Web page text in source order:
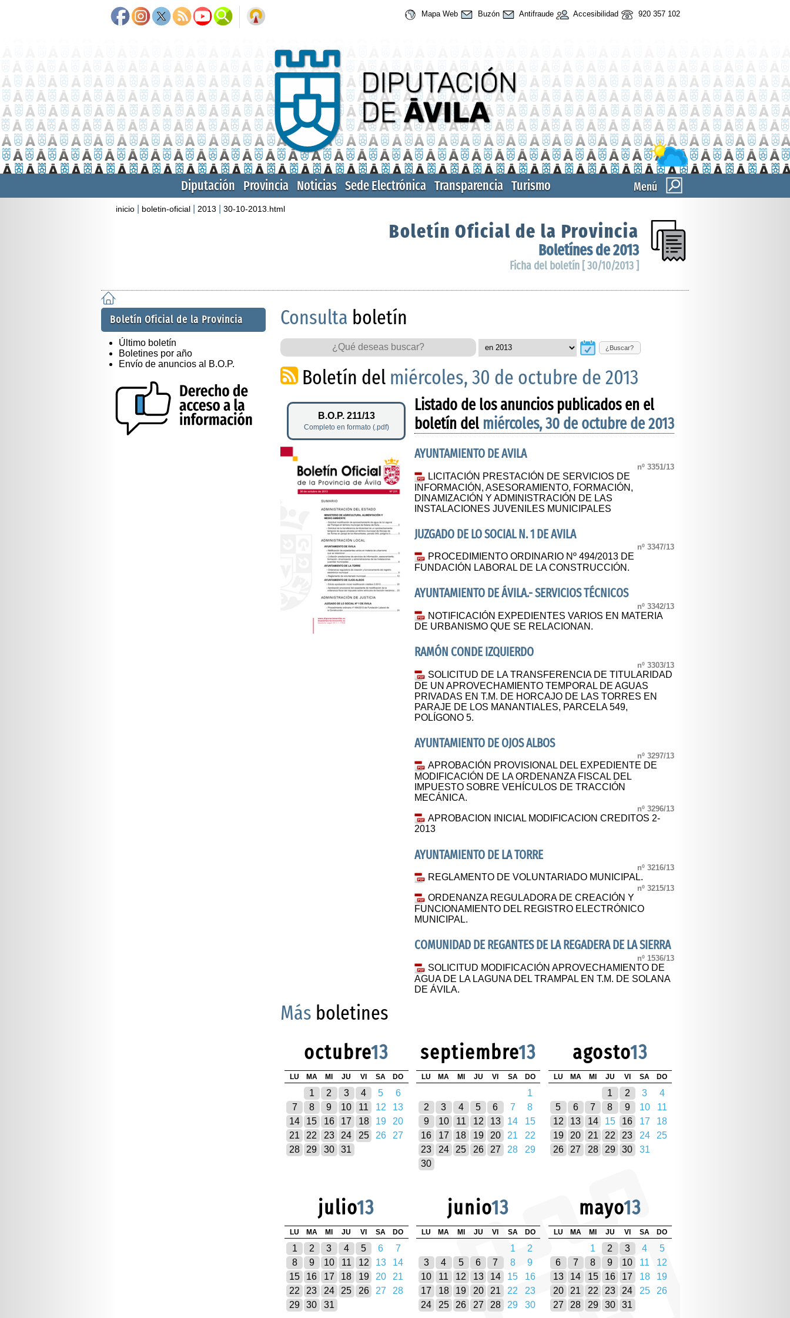
Mapa Web Buzón Antifraude Accesibilidad 920 357 102
Menú
Diputación Provincia Noticias Sede Electrónica Transparencia Turismo
inicio boletin-oficial 2013 30-10-2013.html
Boletín Oficial de la Provincia
Boletínes de 2013
Ficha del boletín [ 30/10/2013 ]
Boletín Oficial de la Provincia
Último boletín
Boletines por año
Envío de anuncios al B.O.P.
Consulta boletín
¿Buscar?
Boletín del miércoles, 30 de octubre de 2013
B.O.P. 211/13
Completo en formato (.pdf)
Listado de los anuncios publicados en el
boletín del miércoles, 30 de octubre de 2013
AYUNTAMIENTO DE AVILA
nº 3351/13
LICITACIÓN PRESTACIÓN DE SERVICIOS DE
INFORMACIÓN, ASESORAMIENTO, FORMACIÓN,
DINAMIZACIÓN Y ADMINISTRACIÓN DE LAS
INSTALACIONES JUVENILES MUNICIPALES
JUZGADO DE LO SOCIAL N. 1 DE AVILA
nº 3347/13
PROCEDIMIENTO ORDINARIO Nº 494/2013 DE
FUNDACIÓN LABORAL DE LA CONSTRUCCIÓN.
AYUNTAMIENTO DE ÁVILA.- SERVICIOS TÉCNICOS
nº 3342/13
NOTIFICACIÓN EXPEDIENTES VARIOS EN MATERIA
DE URBANISMO QUE SE RELACIONAN.
RAMÓN CONDE IZQUIERDO
nº 3303/13
SOLICITUD DE LA TRANSFERENCIA DE TITULARIDAD
DE UN APROVECHAMIENTO TEMPORAL DE AGUAS
PRIVADAS EN T.M. DE HORCAJO DE LAS TORRES EN
PARAJE DE LOS MANANTIALES, PARCELA 549,
POLÍGONO 5.
AYUNTAMIENTO DE OJOS ALBOS
nº 3297/13
APROBACIÓN PROVISIONAL DEL EXPEDIENTE DE
MODIFICACIÓN DE LA ORDENANZA FISCAL DEL
IMPUESTO SOBRE VEHÍCULOS DE TRACCIÓN
MECÁNICA.
nº 3296/13
APROBACION INICIAL MODIFICACION CREDITOS 2-
2013
AYUNTAMIENTO DE LA TORRE
nº 3216/13
REGLAMENTO DE VOLUNTARIADO MUNICIPAL.
nº 3215/13
ORDENANZA REGULADORA DE CREACIÓN Y
FUNCIONAMIENTO DEL REGISTRO ELECTRÓNICO
MUNICIPAL.
COMUNIDAD DE REGANTES DE LA REGADERA DE LA SIERRA
nº 1536/13
SOLICITUD MODIFICACIÓN APROVECHAMIENTO DE
AGUA DE LA LAGUNA DEL TRAMPAL EN T.M. DE SOLANA
DE ÁVILA.
Más boletines
octubre13
LU MA MI JU VI SA DO
1 2 3 4 5
6
7
8 9 10 11 12
13
14
15 16 17 18 19
20
21
22 23 24 25 26
27
28
29 30 31
septiembre13
LU MA MI JU VI SA DO
1
2
3 4 5 6 7
8
9
10 11 12 13 14
15
16
17 18 19 20 21
22
23
24 25 26 27 28
29
30
agosto13
LU MA MI JU VI SA DO
1 2 3
4
5
6 7 8 9 10
11
12
13 14 15 16 17
18
19
20 21 22 23 24
25
26
27 28 29 30 31
julio13
LU MA MI JU VI SA DO
1 2 3 4 5 6
7
8
9 10 11 12 13
14
15
16 17 18 19 20
21
22
23 24 25 26 27
28
29
30 31
junio13
LU MA MI JU VI SA DO
1
2
3
4 5 6 7 8
9
10
11 12 13 14 15
16
17
18 19 20 21 22
23
24
25 26 27 28 29 30
mayo13
LU MA MI JU VI SA DO
1 2 3 4
5
6
7 8 9 10 11
12
13
14 15 16 17 18
19
20
21 22 23 24 25
26
27
28 29 30 31